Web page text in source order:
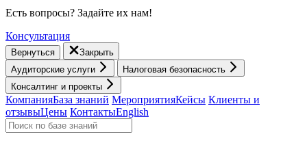
Есть вопросы? Задайте их нам!
Консультация
Вернуться
Закрыть
Аудиторские услуги
Налоговая безопасность
Консалтинг и проекты
КомпанияБаза знаний МероприятияКейсы Клиенты и
отзывыЦены КонтактыEnglish